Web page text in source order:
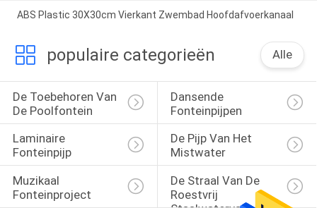
ABS Plastic 30X30cm Vierkant Zwembad Hoofdafvoerkanaal
populaire categorieën Alle
De Toebehoren Van
De Poolfontein
Dansende
Fonteinpijpen
Laminaire
Fonteinpijp
De Pijp Van Het
Mistwater
Muzikaal
Fonteinproject
De Straal Van De
Roestvrij